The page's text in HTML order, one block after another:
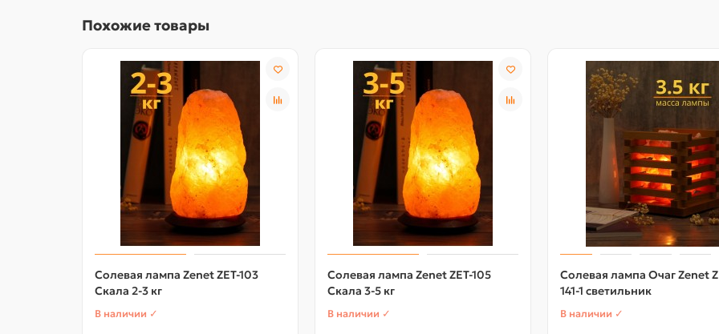
Похожие товары
Солевая лампа Zenet ZET-103
Скала 2-3 кг
В наличии ✓
Солевая лампа Zenet ZET-105
Скала 3-5 кг
В наличии ✓
Солевая лампа Очаг Zenet
141-1 светильник
В наличии ✓